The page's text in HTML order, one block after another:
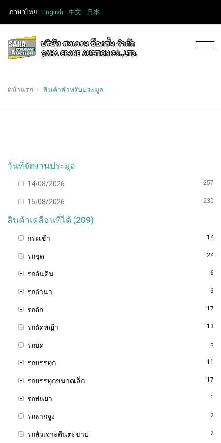
ภาษาไทย English 中文 日本
หน้าแรก สินค้าสำหรับประมูล
วันที่จัดงานประมูล
14/08/2026 257
15/08/2026 230
สินค้าเคลื่อนที่ได้ (209)
กระเช้า 14
รถขุด 24
รถดันดิน 6
รถดำนา 6
รถตัก 17
รถตัดหญ้า 13
รถบด 5
รถบรรทุก 11
รถบรรทุกขนาดเล็ก 17
รถพ่นยา 1
รถลากจูง 2
รถหัวเจาะตีนตะขาบ 2